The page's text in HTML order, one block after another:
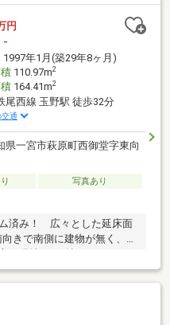
円
-
1997年1月(築29年8ヶ月)
110.97m2
164.41m2
尾西線 玉野駅 徒歩32分
通
県一宮市萩原町西御堂字東向
写真あり
ム済み！ 広々とした延床面
きで南側に建物が無く、陽
！現地でご確認ください！